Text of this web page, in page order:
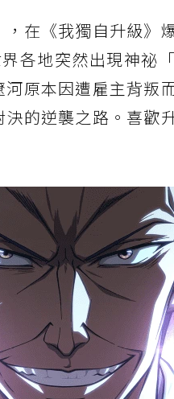
經典續作回歸，最終章戰
-》：反套路奇幻，魔獸
歌」》：世紀末經典換
世界戰爭再開
清新甜度剛剛好
愛，反差日常超療癒
能召喚露營車》：異世界
但不只賣萌
的戀愛。》：片名就很浪
濃度拉滿
在《我獨自升級》
各地突然出現神祕
原本因遭雇主背叛
的逆襲之路。喜歡